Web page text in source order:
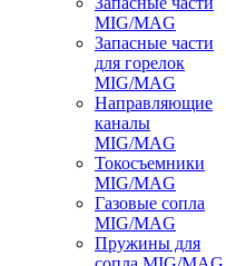
MIG/MAG
Запасные части
для горелок
MIG/MAG
Направляющие
каналы
MIG/MAG
Токосъемники
MIG/MAG
Газовые сопла
MIG/MAG
Пружины для